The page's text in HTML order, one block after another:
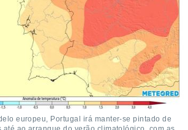
europeu, Portugal irá manter-se pintado de